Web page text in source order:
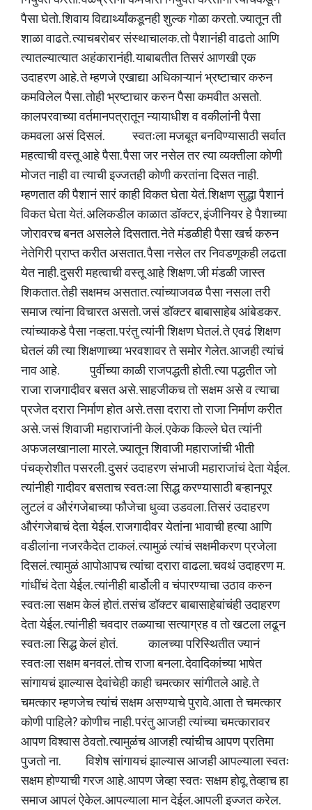
पैसा घेतो. शिवाय विद्यार्थ्यांकडूनही शुल्क गोळा करतो. ज्यातून ती
शाळा वाढते. त्याचबरोबर संस्थाचालक. तो पैशानंही वाढतो आणि
त्यातल्यात्यात अहंकारानंही. याबाबतीत तिसरं आणखी एक
उदाहरण आहे. ते म्हणजे एखाद्या अधिकाऱ्यानं भ्रष्टाचार करुन
कमविलेल पैसा. तोही भ्रष्टाचार करुन पैसा कमवीत असतो.
कालपरवाच्या वर्तमानपत्रातून न्यायाधीश व वकीलांनी पैसा
कमवला असं दिसलं. स्वतःला मजबूत बनविण्यासाठी सर्वात
महत्वाची वस्तू आहे पैसा. पैसा जर नसेल तर त्या व्यक्तीला कोणी
मोजत नाही वा त्याची इज्जतही कोणी करतांना दिसत नाही.
म्हणतात की पैशानं सारं काही विकत घेता येतं. शिक्षण सुद्धा पैशानं
विकत घेता येतं. अलिकडील काळात डॉक्टर, इंजीनियर हे पैशाच्या
जोरावरच बनत असलेले दिसतात. नेते मंडळीही पैसा खर्च करुन
नेतेगिरी प्राप्त करीत असतात. पैसा नसेल तर निवडणूकही लढता
येत नाही. दुसरी महत्वाची वस्तू आहे शिक्षण. जी मंडळी जास्त
शिकतात. तेही सक्षमच असतात. त्यांच्याजवळ पैसा नसला तरी
समाज त्यांना विचारत असतो. जसं डॉक्टर बाबासाहेब आंबेडकर.
त्यांच्याकडे पैसा नव्हता. परंतु त्यांनी शिक्षण घेतलं. ते एवढं शिक्षण
घेतलं की त्या शिक्षणाच्या भरवशावर ते समोर गेलेत. आजही त्यांचं
नाव आहे. पुर्वीच्या काळी राजपद्धती होती. त्या पद्धतीत जो
राजा राजगादीवर बसत असे. साहजीकच तो सक्षम असे व त्याचा
प्रजेत दरारा निर्माण होत असे. तसा दरारा तो राजा निर्माण करीत
असे. जसं शिवाजी महाराजांनी केलं. एकेक किल्ले घेत त्यांनी
अफजलखानाला मारले. ज्यातून शिवाजी महाराजांची भीती
पंचक्रोशीत पसरली. दुसरं उदाहरण संभाजी महाराजांचं देता येईल.
त्यांनीही गादीवर बसताच स्वतःला सिद्ध करण्यासाठी बऱ्हानपूर
लुटलं व औरंगजेबाच्या फौजेचा धुव्वा उडवला. तिसरं उदाहरण
औरंगजेबाचं देता येईल. राजगादीवर येतांना भावाची हत्या आणि
वडीलांना नजरकैदेत टाकलं. त्यामुळं त्यांचं सक्षमीकरण प्रजेला
दिसलं. त्यामुळं आपोआपच त्यांचा दरारा वाढला. चवथं उदाहरण म.
गांधींचं देता येईल. त्यांनीही बार्डोली व चंपारण्याचा उठाव करुन
स्वतःला सक्षम केलं होतं. तसंच डॉक्टर बाबासाहेबांचंही उदाहरण
देता येईल. त्यांनीही चवदार तळ्याचा सत्याग्रह व तो खटला लढून
स्वतःला सिद्ध केलं होतं. कालच्या परिस्थितीत ज्यानं
स्वतःला सक्षम बनवलं. तोच राजा बनला. देवादिकांच्या भाषेत
सांगायचं झाल्यास देवांचेही काही चमत्कार सांगीतले आहे. ते
चमत्कार म्हणजेच त्यांचं सक्षम असण्याचे पुरावे. आता ते चमत्कार
कोणी पाहिले? कोणीच नाही. परंतु आजही त्यांच्या चमत्कारावर
आपण विश्वास ठेवतो. त्यामुळंच आजही त्यांचीच आपण प्रतिमा
पुजतो ना. विशेष सांगायचं झाल्यास आजही आपल्याला स्वतः
सक्षम होण्याची गरज आहे. आपण जेव्हा स्वतः सक्षम होवू. तेव्हाच हा
समाज आपलं ऐकेल. आपल्याला मान देईल. आपली इज्जत करेल.